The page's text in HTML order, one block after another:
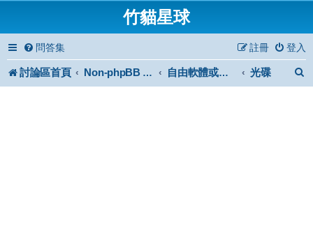
竹貓星球
問答集 登入
註冊
討論區首頁 Non-phpBB specific 自由軟體或免費軟體 光碟